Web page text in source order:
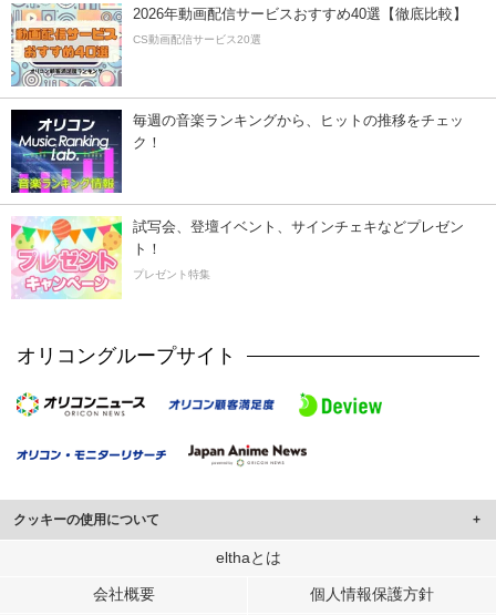
2026年動画配信サービスおすすめ40選【徹底比較】
CS動画配信サービス20選
毎週の音楽ランキングから、ヒットの推移をチェッ
ク！
試写会、登壇イベント、サインチェキなどプレゼン
ト！
プレゼント特集
オリコングループサイト
クッキーの使用について
このサイトでは Cookie を使用して、ユーザーに合わせたコンテンツや広告の
行っています。
elthaとは
会社概要 個人情報保護方針